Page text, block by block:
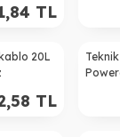
TL
20L
TL